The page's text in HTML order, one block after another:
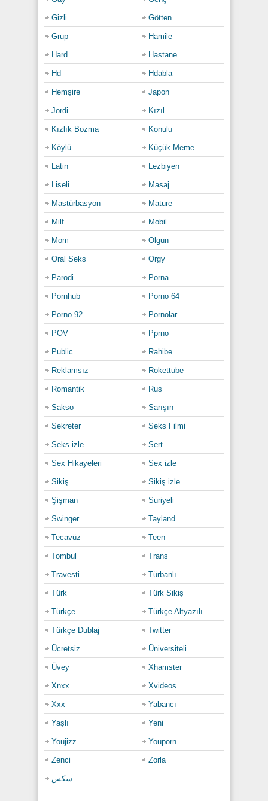
Gizli Götten
Grup Hamile
Hard Hastane
Hd Hdabla
Hemşire Japon
Jordi Kızıl
Kızlık Bozma Konulu
Köylü Küçük Meme
Latin Lezbiyen
Liseli Masaj
Mastürbasyon Mature
Milf Mobil
Mom Olgun
Oral Seks Orgy
Parodi Porna
Pornhub Porno 64
Porno 92 Pornolar
POV Pprno
Public Rahibe
Reklamsız Rokettube
Romantik Rus
Sakso Sarışın
Sekreter Seks Filmi
Seks izle Sert
Sex Hikayeleri Sex izle
Sikiş Sikiş izle
Şişman Suriyeli
Swinger Tayland
Tecavüz Teen
Tombul Trans
Travesti Türbanlı
Türk Türk Sikiş
Türkçe Türkçe Altyazılı
Türkçe Dublaj Twitter
Ücretsiz Üniversiteli
Üvey Xhamster
Xnxx Xvideos
Xxx Yabancı
Yaşlı Yeni
Youjizz Youporn
Zenci Zorla
سكس